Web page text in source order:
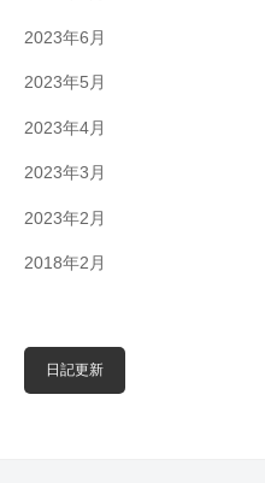
2023年6月
2023年5月
2023年4月
2023年3月
2023年2月
2018年2月
日記更新